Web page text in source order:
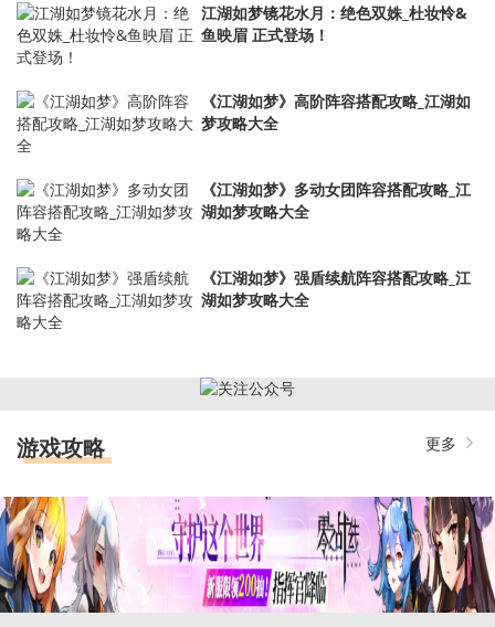
江湖如梦镜花水月：绝色双姝_杜妆怜&
鱼映眉 正式登场！
《江湖如梦》高阶阵容搭配攻略_江湖如
梦攻略大全
《江湖如梦》多动女团阵容搭配攻略_江
湖如梦攻略大全
《江湖如梦》强盾续航阵容搭配攻略_江
湖如梦攻略大全
游戏攻略 更多